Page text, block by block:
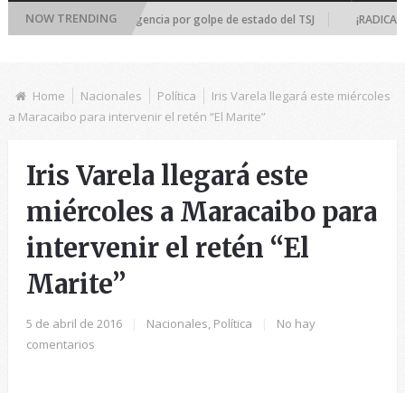
NOW TRENDING
se reúne de emergencia por golpe de estado del TSJ
Home Nacionales Política
Iris Varela llegará este miércoles
a Maracaibo para intervenir el retén “El Marite”
Iris Varela llegará este
miércoles a Maracaibo para
intervenir el retén “El
Marite”
5 de abril de 2016 Nacionales, Política
No hay
comentarios